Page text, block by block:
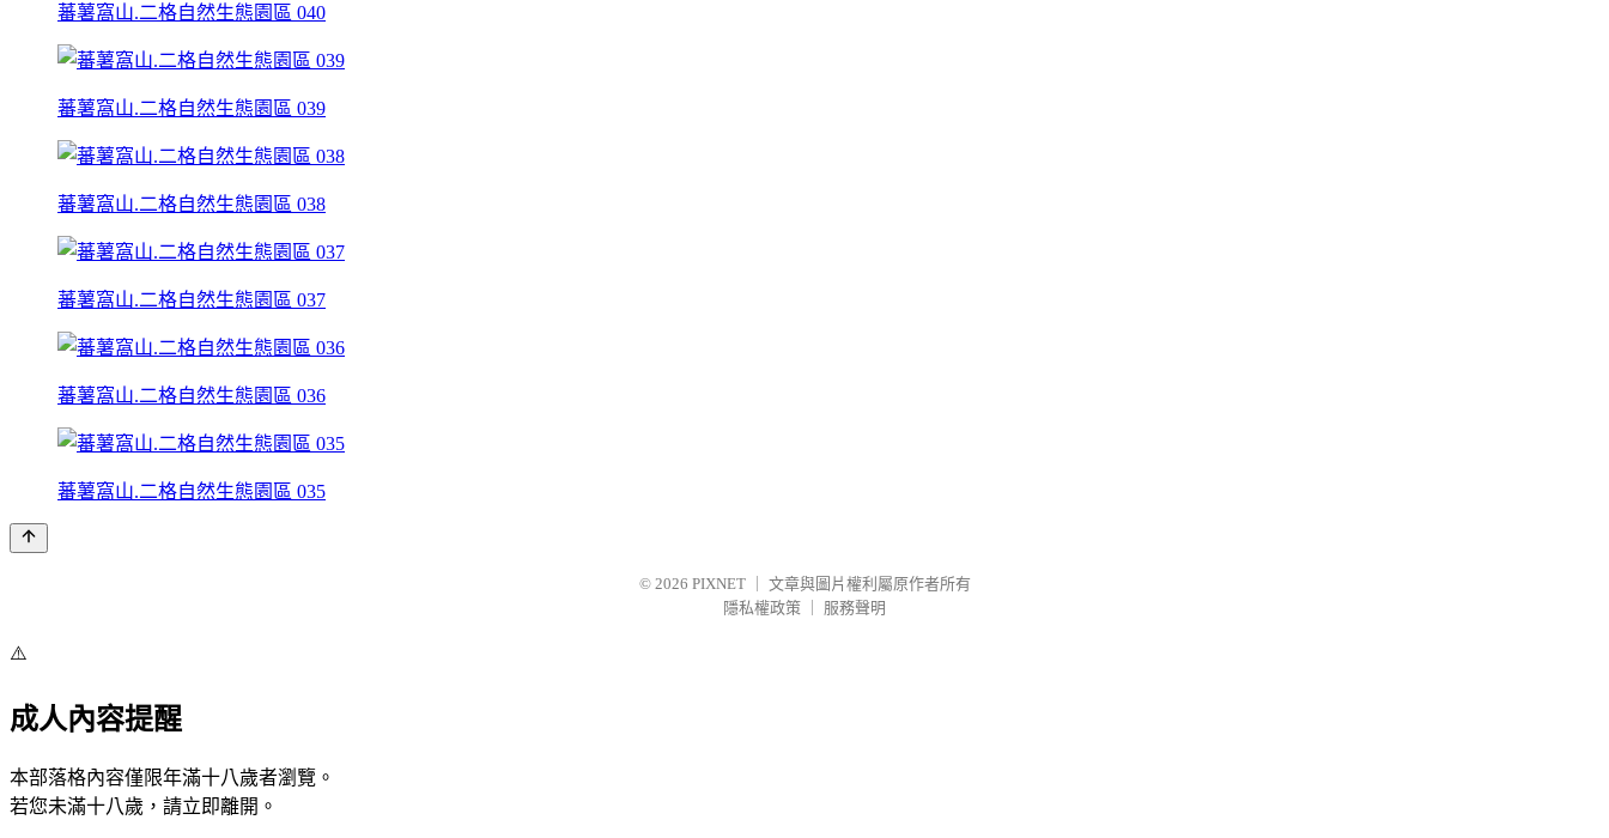
蕃薯窩山.二格自然生態園區 040
蕃薯窩山.二格自然生態園區 039
蕃薯窩山.二格自然生態園區 038
蕃薯窩山.二格自然生態園區 037
蕃薯窩山.二格自然生態園區 036
蕃薯窩山.二格自然生態園區 035
© 2026 PIXNET
文章與圖片權利屬原作者所有
隱私權政策
服務聲明
⚠️
成人內容提醒
本部落格內容僅限年滿十八歲者瀏覽。
若您未滿十八歲，請立即離開。